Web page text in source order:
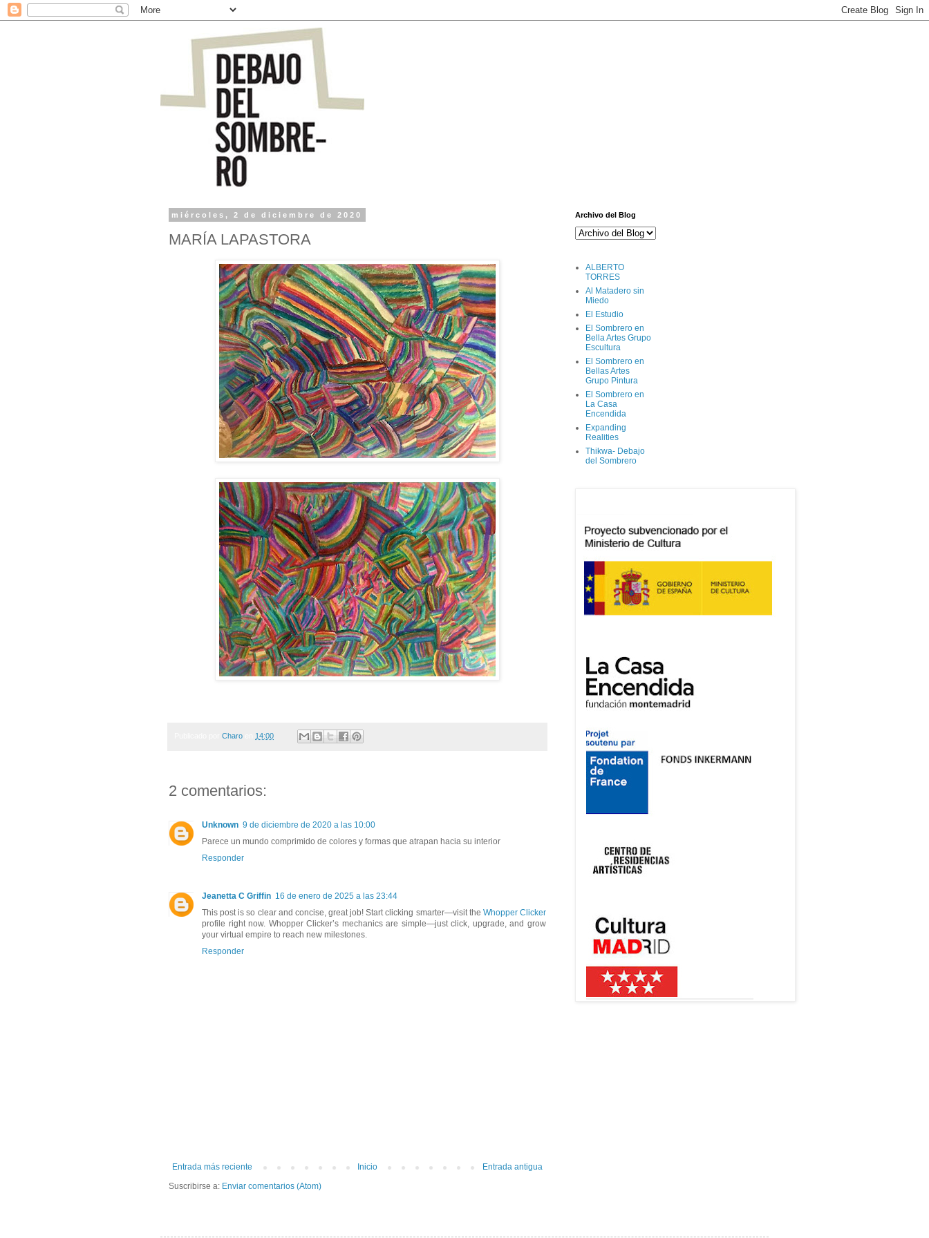
miércoles, 2 de diciembre de 2020
MARÍA LAPASTORA
Charo 14:00
2 comentarios:
Unknown 9 de diciembre de 2020 a las 10:00
Parece un mundo comprimido de colores y formas que atrapan hacia su interior
Responder
Jeanetta C Griffin 16 de enero de 2025 a las 23:44
This post is so clear and concise, great job! Start clicking smarter—visit the Whopper Clicker
profile right now. Whopper Clicker’s mechanics are simple—just click, upgrade, and grow
your virtual empire to reach new milestones.
Responder
Entrada más reciente Entrada antigua
Inicio
Suscribirse a: Enviar comentarios (Atom)
Archivo del Blog
ALBERTO
TORRES
Al Matadero sin
Miedo
El Estudio
El Sombrero en
Bella Artes Grupo
Escultura
El Sombrero en
Bellas Artes
Grupo Pintura
El Sombrero en
La Casa
Encendida
Expanding
Realities
Thikwa- Debajo
del Sombrero